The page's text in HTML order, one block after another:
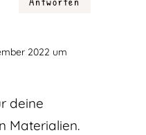
2022 um
deine
Materialien.